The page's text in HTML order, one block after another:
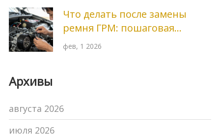
Что делать после замены
ремня ГРМ: пошаговая
проверка и советы для
безопасности
фев, 1 2026
Архивы
августа 2026
июля 2026